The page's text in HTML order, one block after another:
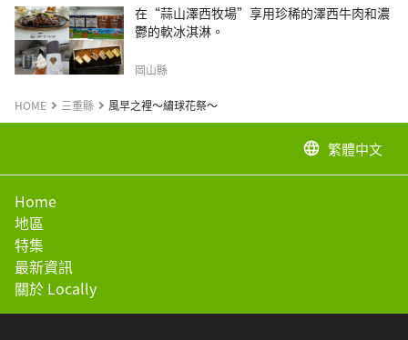
在“蒜山澤西牧場”享用珍稀的澤西牛肉和濃
鬱的軟冰淇淋。
岡山縣
HOME 三重縣 風早之裡～繡球花祭～
language 繁體中文
Home
地區
特集
最新資訊
關於 Locally